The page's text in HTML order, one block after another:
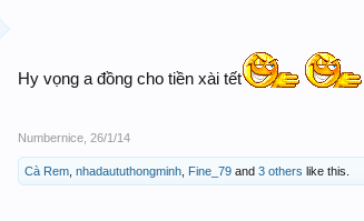
Hy vọng a đồng cho tiền xài tết
Numbernice 26/1/14
Cà Rem nhadaututhongminh Fine_79 and 3 others like this.